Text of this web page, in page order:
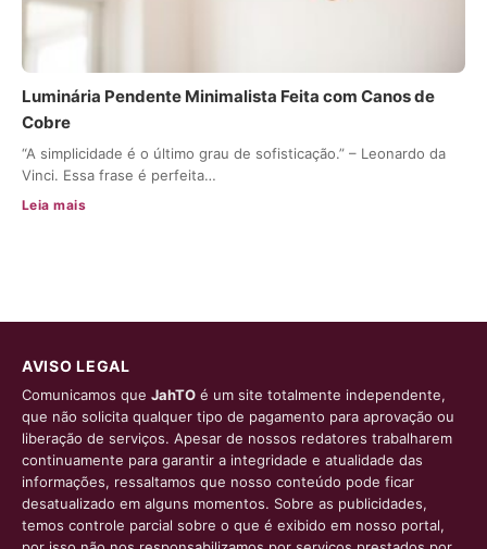
Luminária Pendente Minimalista Feita com Canos de
Cobre
“A simplicidade é o último grau de sofisticação.” – Leonardo da
Vinci. Essa frase é perfeita…
Leia mais
AVISO LEGAL
Comunicamos que JahTO é um site totalmente independente,
que não solicita qualquer tipo de pagamento para aprovação ou
liberação de serviços. Apesar de nossos redatores trabalharem
continuamente para garantir a integridade e atualidade das
informações, ressaltamos que nosso conteúdo pode ficar
desatualizado em alguns momentos. Sobre as publicidades,
temos controle parcial sobre o que é exibido em nosso portal,